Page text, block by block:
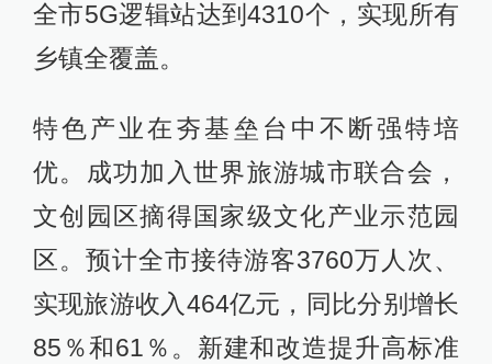
全市5G逻辑站达到4310个，实现所有
乡镇全覆盖。
特色产业在夯基垒台中不断强特培
优。成功加入世界旅游城市联合会，
文创园区摘得国家级文化产业示范园
区。预计全市接待游客3760万人次、
实现旅游收入464亿元，同比分别增长
85％和61％。新建和改造提升高标准